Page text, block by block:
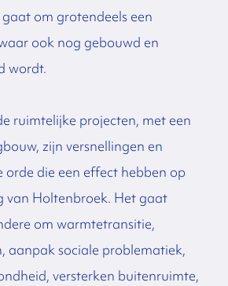
om grotendeels een
ook nog gebouwd en
wordt.
ruimtelijke projecten, met een
zijn versnellingen en
orde die een effect hebben op
van Holtenbroek. Het gaat
om warmtetransitie,
aanpak sociale problematiek,
versterken buitenruimte,